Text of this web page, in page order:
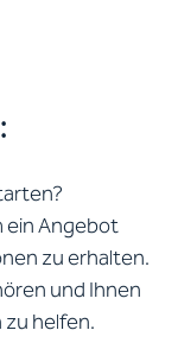
ein Angebot
zu erhalten.
und Ihnen
helfen.